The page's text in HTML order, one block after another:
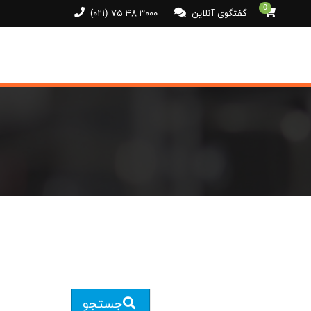
(۰۲۱) ۷۵ ۴۸ ۳۰۰۰ گفتگوی آنلاین 0
جستجو